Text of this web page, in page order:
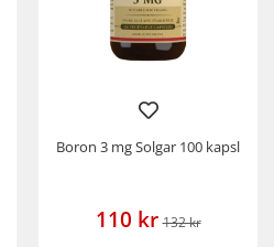
Boron 3 mg Solgar 100 kapsl
110 kr 132 kr